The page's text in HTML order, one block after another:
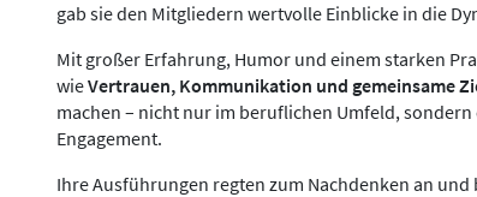
gab sie den Mitgliedern wertvolle Einblicke in die
Mit großer Erfahrung, Humor und einem starken
wieVertrauen, Kommunikation und gemeinsame
machen – nicht nur im beruflichen Umfeld,
Engagement.
Ihre Ausführungen regten zum Nachdenken an